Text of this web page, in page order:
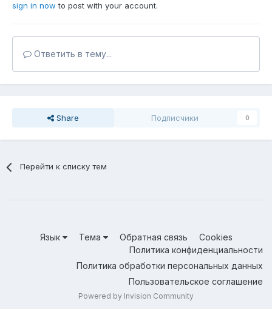
sign in now to post with your account.
Ответить в тему...
Share Подписчики 0
Перейти к списку тем
Язык Тема Обратная связь
Cookies
Политика конфиденциальности
Политика обработки персональных данных
Пользовательское соглашение
Powered by Invision Community